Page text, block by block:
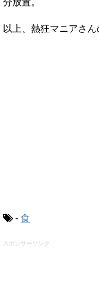
以上、熱狂マニアさん
- 食
スポンサーリンク